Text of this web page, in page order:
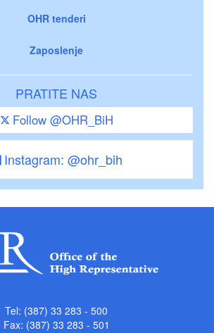
OHR tenderi
Zaposlenje
PRATITE NAS
Follow @OHR_BiH
Instagram: @ohr_bih
Tel: (387) 33 283 - 500
Fax: (387) 33 283 - 501